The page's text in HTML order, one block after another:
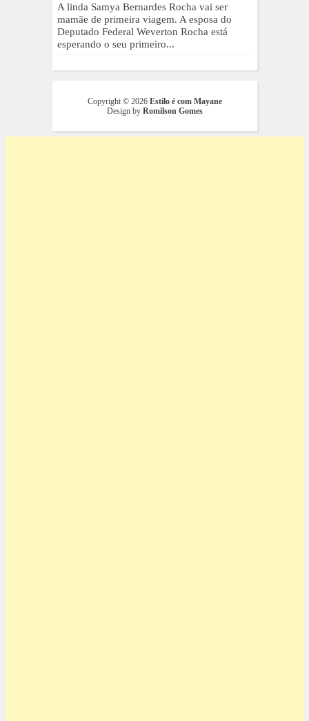
A linda Samya Bernardes Rocha vai ser
mamãe de primeira viagem. A esposa do
Deputado Federal Weverton Rocha está
esperando o seu primeiro...
Copyright © 2026 Estilo é com Mayane
Design by Romilson Gomes